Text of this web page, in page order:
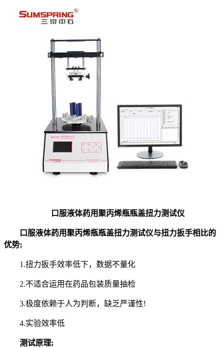
口服液体药用聚丙烯瓶瓶盖扭力测试仪
口服液体药用聚丙烯瓶瓶盖扭力测试仪与扭力扳手相比的
优势;
1.扭力扳手效率低下，数据不量化
2.不适合运用在药品包装质量抽检
3.极度依赖于人为判断，缺乏严谨性!
4.实验效率低
测试原理;